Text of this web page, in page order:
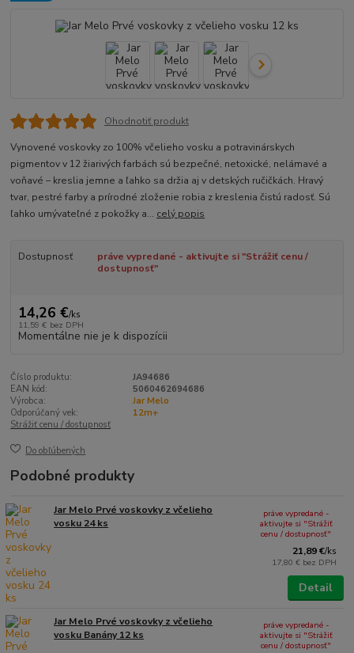
Ohodnotiť produkt
Vynovené voskovky zo 100% včelieho vosku a potravinárskych
pigmentov v 12 žiarivých farbách sú bezpečné, netoxické, nelámavé a
voňavé – kreslia jemne a ľahko sa držia aj v detských ručičkách. Hravý
tvar, pestré farby a prírodné zloženie robia z kreslenia čistú radosť. Sú
ľahko umývateľné z pokožky a... celý popis
Dostupnosť
práve vypredané - aktivujte si "Strážiť cenu /
dostupnosť"
14,26 €/ks
11,59 € bez DPH
Momentálne nie je k dispozícii
Číslo produktu:
JA94686
EAN kód:
5060462694686
Výrobca:
Jar Melo
Odporúčaný vek:
12m+
Strážiť cenu / dostupnosť
Do obľúbených
Podobné produkty
Jar Melo Prvé voskovky z včelieho
vosku 24 ks
21,89 €/ks
17,80 € bez DPH
práve vypredané -
aktivujte si "Strážiť
cenu / dostupnosť"
Detail
Jar Melo Prvé voskovky z včelieho
vosku Banány 12 ks
práve vypredané -
aktivujte si "Strážiť
cenu / dostupnosť"